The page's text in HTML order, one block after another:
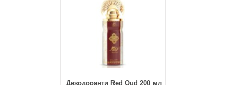
Дезодоранти Red Oud 200 мл